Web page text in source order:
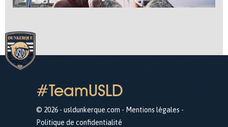
#TeamUSLD
© 2026 - usldunkerque.com - Mentions légales -
Politique de confidentialité